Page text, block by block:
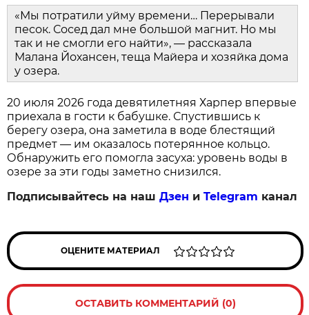
«Мы потратили уйму времени… Перерывали
песок. Сосед дал мне большой магнит. Но мы
так и не смогли его найти», — рассказала
Малана Йохансен, теща Майера и хозяйка дома
у озера.
20 июля 2026 года девятилетняя Харпер впервые
приехала в гости к бабушке. Спустившись к
берегу озера, она заметила в воде блестящий
предмет — им оказалось потерянное кольцо.
Обнаружить его помогла засуха: уровень воды в
озере за эти годы заметно снизился.
Подписывайтесь на нашДзен иTelegram канал
ОЦЕНИТЕ МАТЕРИАЛ
ОСТАВИТЬ КОММЕНТАРИЙ (0)